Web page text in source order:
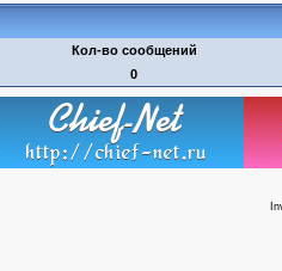
Кол-во сообщений
0